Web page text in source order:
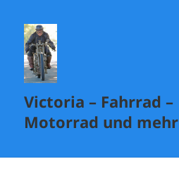
Victoria – Fahrrad –
Motorrad und mehr